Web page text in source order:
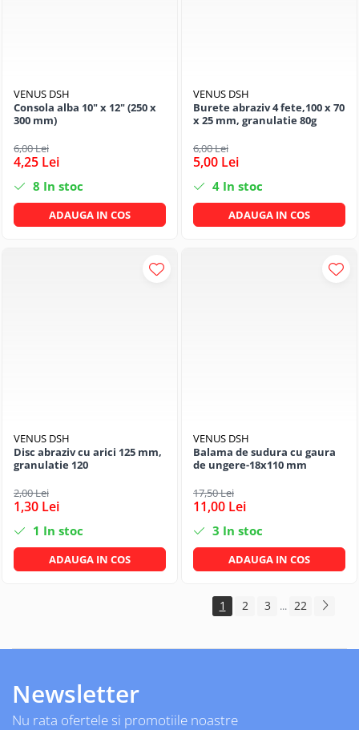
VENUS DSH
Consola alba 10" x 12" (250 x
300 mm)
6,00 Lei
4,25 Lei
8 In stoc
ADAUGA IN COS
VENUS DSH
Burete abraziv 4 fete,100 x 70
x 25 mm, granulatie 80g
6,00 Lei
5,00 Lei
4 In stoc
ADAUGA IN COS
VENUS DSH
Disc abraziv cu arici 125 mm,
granulatie 120
2,00 Lei
1,30 Lei
1 In stoc
ADAUGA IN COS
VENUS DSH
Balama de sudura cu gaura
de ungere-18x110 mm
17,50 Lei
11,00 Lei
3 In stoc
ADAUGA IN COS
1 2 3 ... 22
Newsletter
Nu rata ofertele si promotiile noastre